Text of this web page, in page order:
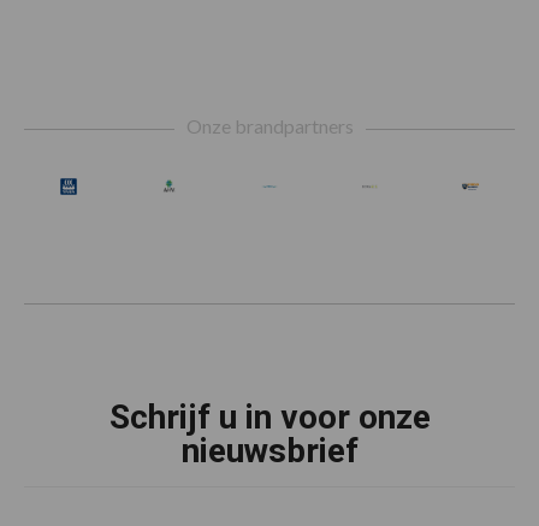
Onze brandpartners
Schrijf u in voor onze
nieuwsbrief